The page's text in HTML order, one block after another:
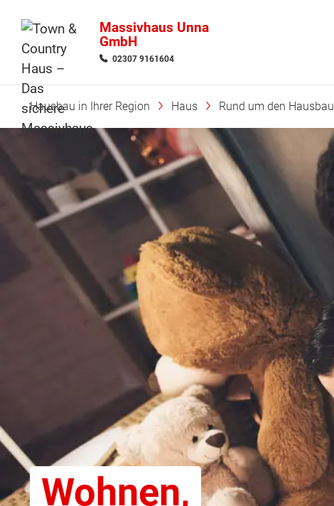
Massivhaus Unna
GmbH
02307 9161604
Hausbau in Ihrer Region Haus Rund um den Hausbau
Wohnen,